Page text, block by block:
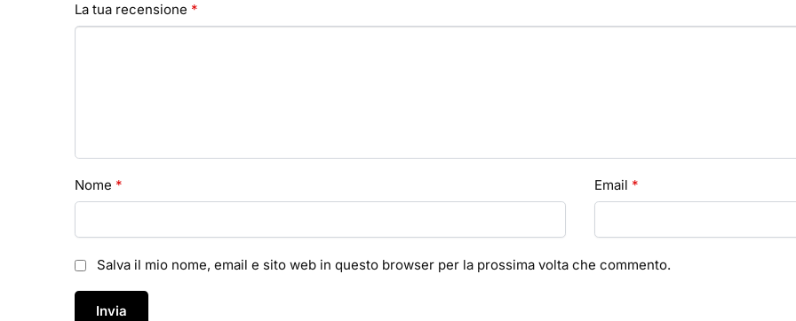
La tua recensione *
Nome * Email *
Salva il mio nome, email e sito web in questo browser per la prossima volta che commento.